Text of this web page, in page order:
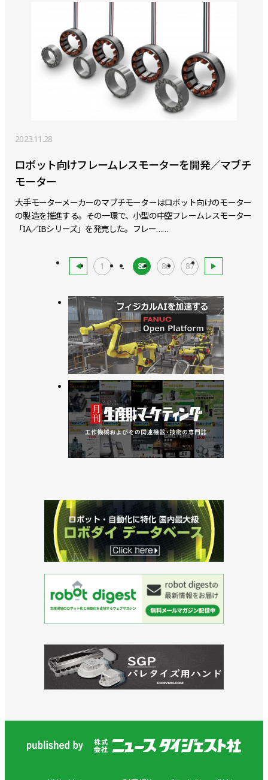
2023.11.28
ロボット向けフレームレスモーターを開発／マブチ
モーター
大手モーターメーカーのマブチモーターはロボット向けのモーター
の製造を推進する。その一環で、小型の中空フレームレスモーター
「IA／IBシリーズ」を発売した。フレー……
1 ... 85 86 87